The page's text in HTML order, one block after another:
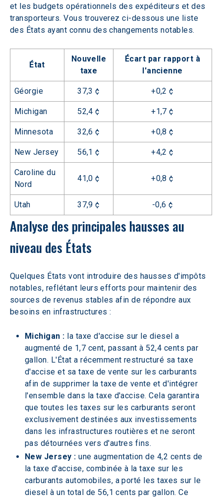
et les budgets opérationnels des expéditeurs et des
transporteurs. Vous trouverez ci-dessous une liste
des États ayant connu des changements notables.
État
Nouvelle
taxe
Écart par rapport à
l'ancienne
Géorgie 37,3 ¢ +0,2 ¢
Michigan 52,4 ¢ +1,7 ¢
Minnesota 32,6 ¢ +0,8 ¢
New Jersey 56,1 ¢ +4,2 ¢
Caroline du
Nord
41,0 ¢ +0,8 ¢
Utah 37,9 ¢ -0,6 ¢
Analyse des principales hausses au
niveau des États
Quelques États vont introduire des hausses d'impôts
notables, reflétant leurs efforts pour maintenir des
sources de revenus stables afin de répondre aux
besoins en infrastructures :
Michigan : la taxe d'accise sur le diesel a
augmenté de 1,7 cent, passant à 52,4 cents par
gallon. L'État a récemment restructuré sa taxe
d'accise et sa taxe de vente sur les carburants
afin de supprimer la taxe de vente et d'intégrer
l'ensemble dans la taxe d'accise. Cela garantira
que toutes les taxes sur les carburants seront
exclusivement destinées aux investissements
dans les infrastructures routières et ne seront
pas détournées vers d'autres fins.
New Jersey : une augmentation de 4,2 cents de
la taxe d'accise, combinée à la taxe sur les
carburants automobiles, a porté les taxes sur le
diesel à un total de 56,1 cents par gallon. Ce